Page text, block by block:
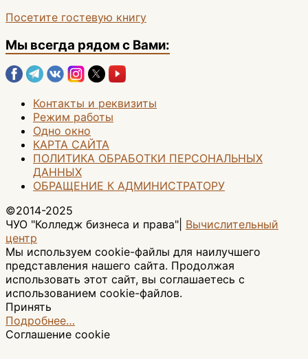
Посетите гостевую книгу
Мы всегда рядом с Вами:
Контакты и реквизиты
Режим работы
Одно окно
КАРТА САЙТА
ПОЛИТИКА ОБРАБОТКИ ПЕРСОНАЛЬНЫХ
ДАННЫХ
ОБРАЩЕНИЕ К АДМИНИСТРАТОРУ
©2014-2025
ЧУО "Колледж бизнеса и права"| Вычислительный
центр
Мы используем cookie-файлы для наилучшего
представления нашего сайта. Продолжая
использовать этот сайт, вы соглашаетесь с
использованием cookie-файлов.
Принять
Подробнее…
Соглашение cookie